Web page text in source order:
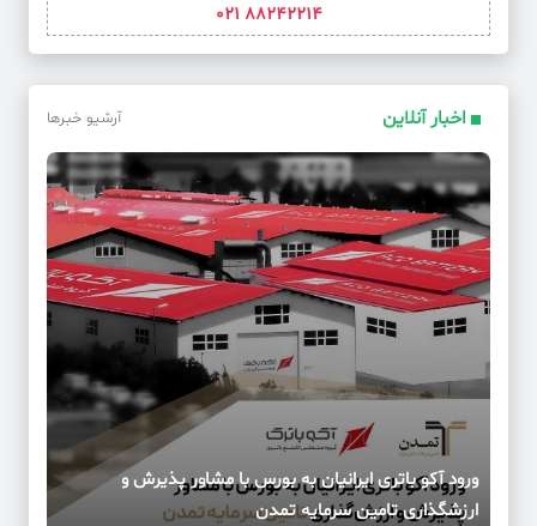
88242214 021
اخبار آنلاین آرشیو خبرها
ورود آکو باتری ایرانیان به بورس با مشاور پذیرش و
ارزشگذاری تامین سرمایه تمدن